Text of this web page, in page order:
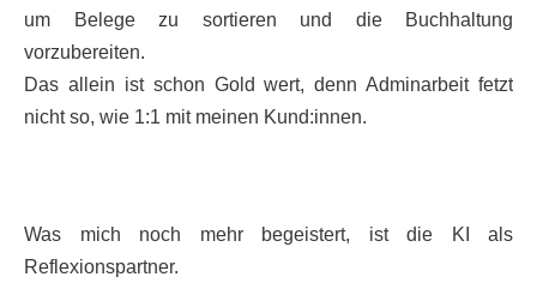
um Belege zu sortieren und die Buchhaltung
vorzubereiten.
Das allein ist schon Gold wert, denn Adminarbeit fetzt
nicht so, wie 1:1 mit meinen Kund:innen.
Was mich noch mehr begeistert, ist die KI als
Reflexionspartner.